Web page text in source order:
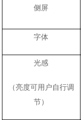
侧屏
字体
光感
（亮度可用户自行调
节）